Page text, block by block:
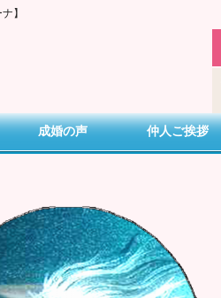
】
成婚の声 仲人ご挨拶